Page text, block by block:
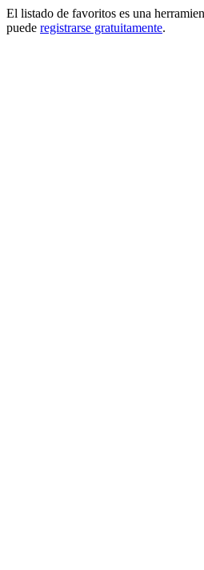
El listado de favoritos es una
puede registrarse gratuitamente.